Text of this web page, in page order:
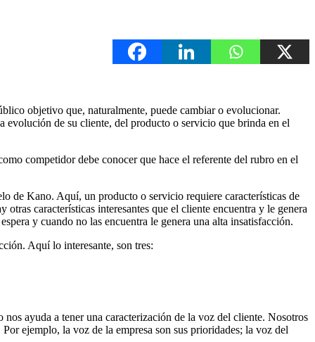
objetivo que, naturalmente, puede cambiar o evolucionar.
evolución de su cliente, del producto o servicio que brinda en el
competidor debe conocer que hace el referente del rubro en el
de Kano. Aquí, un producto o servicio requiere características de
características interesantes que el cliente encuentra y le genera
y cuando no las encuentra le genera una alta insatisfacción.
Aquí lo interesante, son tres:
ayuda a tener una caracterización de la voz del cliente. Nosotros
ejemplo, la voz de la empresa son sus prioridades; la voz del